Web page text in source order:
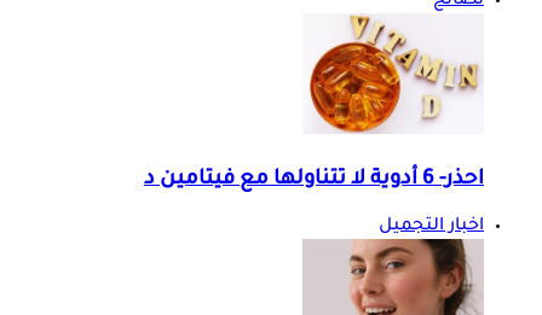
احذر- 6 أدوية لا تتناولها مع فيتامين د
اخبار التجميل